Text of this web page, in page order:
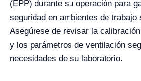
(EPP) durante su operación para
seguridad en ambientes de trabajo
Asegúrese de revisar la
y los parámetros de ventilación
necesidades de su laboratorio.